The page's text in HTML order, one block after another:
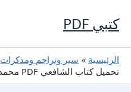
إلى
المحتوى
كتبي PDF
الرئيسية
سير وتراجم ومذكرات
تحميل كتاب الشافعي PDF محمد أبو زهرة